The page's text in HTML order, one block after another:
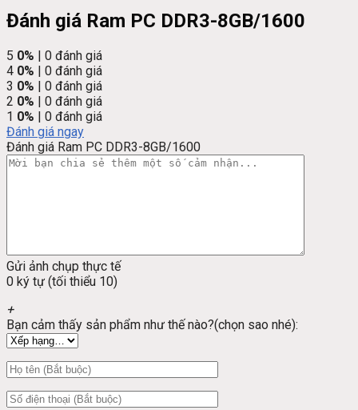
Đánh giá Ram PC DDR3-8GB/1600
5 0% | 0 đánh giá
4 0% | 0 đánh giá
3 0% | 0 đánh giá
2 0% | 0 đánh giá
1 0% | 0 đánh giá
Đánh giá ngay
Đánh giá Ram PC DDR3-8GB/1600
Gửi ảnh chụp thực tế
0 ký tự (tối thiểu 10)
+
Bạn cảm thấy sản phẩm như thế nào?(chọn sao nhé):